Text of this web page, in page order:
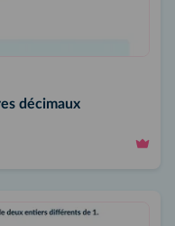
décimaux